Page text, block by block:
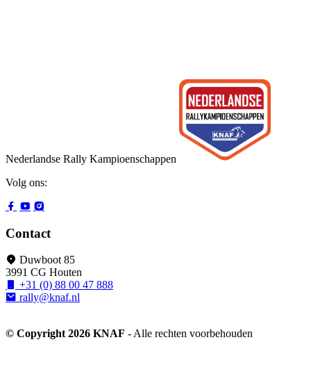
Nederlandse Rally Kampioenschappen
Volg ons:
Contact
Duwboot 85
3991 CG Houten
+31 (0) 88 00 47 888
rally@knaf.nl
© Copyright 2026 KNAF - Alle rechten voorbehouden